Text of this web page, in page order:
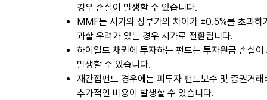
경우 손실이 발생할 수 있습니다.
MMF는 시가와 장부가의 차이가 ±0.5%를 초과하
과할 우려가 있는 경우 시가로 전환됩니다.
하이일드 채권에 투자하는 펀드는 투자원금 손실이
발생할 수 있습니다.
재간접펀드 경우에는 피투자 펀드보수 및 증권거래
추가적인 비용이 발생할 수 있습니다.